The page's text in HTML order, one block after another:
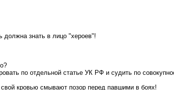
должна знать в лицо "хероев"!
?
по отдельной статье УК РФ и судить по
свой кровью смывают позор перед павшими в боях!